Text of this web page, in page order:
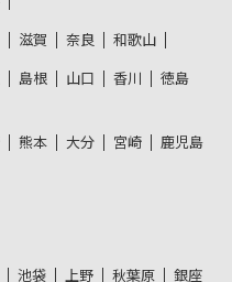
滋賀 奈良 和歌山
島根 山口 香川
徳島
熊本 大分 宮崎
鹿児島
池袋 上野 秋葉原 銀座